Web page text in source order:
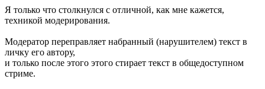
Я только что столкнулся с отличной, как мне кажется,
техникой модерирования.
Модератор переправляет набранный (нарушителем) текст в
личку его автору,
и только после этого этого стирает текст в общедоступном
стриме.